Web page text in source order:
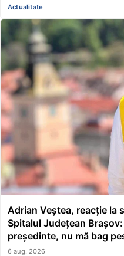
Actualitate
Adrian Veștea, reacție la
Spitalul Județean
președinte, nu mă bag
asta a făcut școală
6 aug. 2026